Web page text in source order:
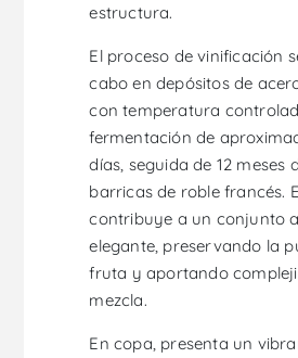
estructura.
El proceso de vinificación
cabo en depósitos de
con temperatura
fermentación de
días, seguida de 12 meses
barricas de roble francés.
contribuye a un conjunto
elegante, preservando la
fruta y aportando
mezcla.
En copa, presenta un